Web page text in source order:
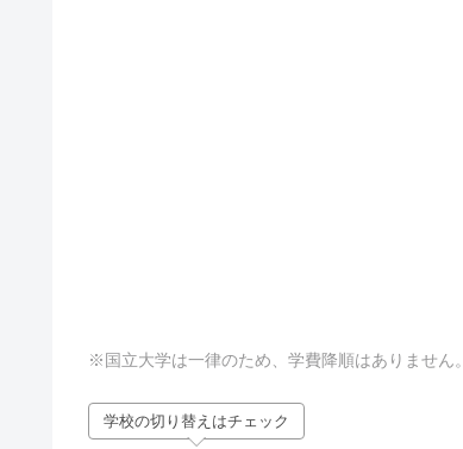
※国立大学は一律のため、学費降順はありません。
学校の切り替えはチェック